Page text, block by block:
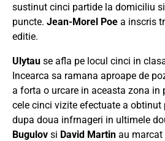
sustinut cinci partide la domiciliu
puncte. Jean-Morel Poe a inscris
editie.
Ulytau se afla pe locul cinci in
Incearca sa ramana aproape de
a forta o urcare in aceasta zona in
cele cinci vizite efectuate a obtinut
dupa doua infrnageri in ultimele
Bugulov si David Martin au marcat